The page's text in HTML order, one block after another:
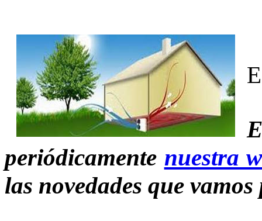
periódicamente nuestra
las novedades que